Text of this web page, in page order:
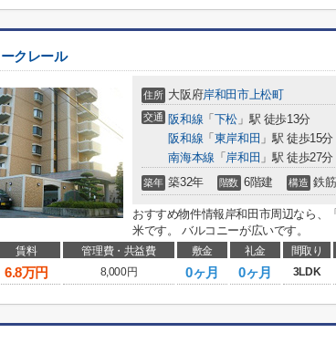
クレール
住所 大阪府岸和田市上松町
交通 阪和線 「 下松 」駅 徒歩13分
阪和線 「 東岸和田 」駅 徒歩15分
南海本線 「 岸和田 」駅 徒歩27分
築年 築32年 階数 6階建 構造 鉄
おすすめ物件情報岸和田市周辺なら、
米です。 バルコニーが広いです。
賃料 管理費・共益費 敷金 礼金 間取り
6.8万円 8,000円 0ヶ月 0ヶ月 3LDK